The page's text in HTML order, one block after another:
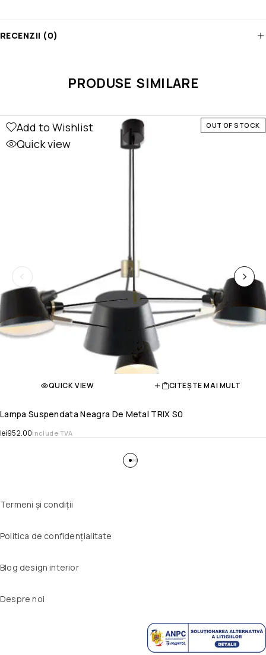
RECENZII (0)
PRODUSE SIMILARE
OUT OF STOCK
Add to Wishlist
Quick view
QUICK VIEW CITEȘTE MAI MULT
Lampa Suspendata Neagra De Metal TRIX S0
lei952.00include TVA
Termeni și condiții
Politica de confidențialitate
Blog design interior
Despre noi